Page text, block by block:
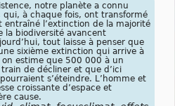
notre planète a connu
qui, à chaque fois, ont transformé
l’extinction de la majorité
la biodiversité avancent
tout laisse à penser que
sixième extinction qui arrive à
estime que 500 000 à un
de décliner et que d’ici
s’éteindre. L’homme et
croissante d’espace et
cause.